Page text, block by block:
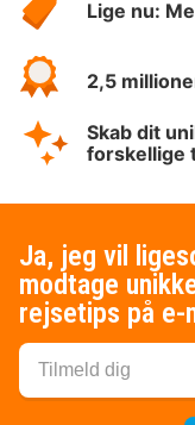
Lige nu:
2,5
Skab dit
forskellige
Ja, jeg vil
modtage
rejsetips på e-